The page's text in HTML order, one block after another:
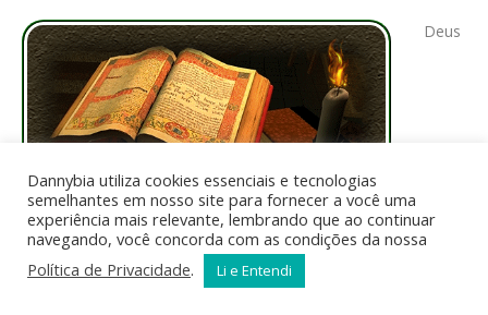
Deus
Dannybia utiliza cookies essenciais e tecnologias
semelhantes em nosso site para fornecer a você uma
experiência mais relevante, lembrando que ao continuar
navegando, você concorda com as condições da nossa
Política de Privacidade. Li e Entendi